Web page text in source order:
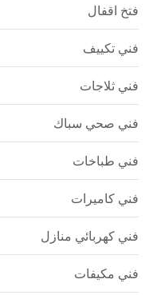
فتخ اقفال
فني تكييف
فني ثلاجات
فني صحي سباك
فني طباخات
فني كاميرات
فني كهربائي منازل
فني مكيفات